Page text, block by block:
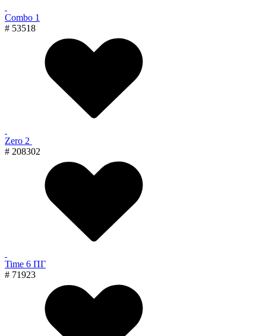
Combo 1
# 53518
Zero 2
# 208302
Time 6 ПГ
# 71923